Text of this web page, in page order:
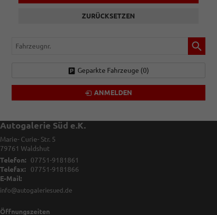
ZURÜCKSETZEN
Fahrzeugnr.
Geparkte Fahrzeuge (0)
ANMELDEN
Autogalerie Süd e.K.
Marie- Curie- Str. 5
79761 Waldshut
Telefon:
07751-9181861
Telefax:
07751-9181866
E-Mail:
info@autogaleriesued.de
Öffnungszeiten